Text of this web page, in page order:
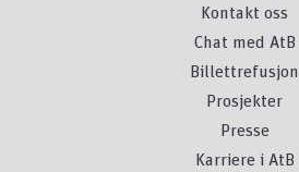
Kontakt oss
Chat med AtB
Billettrefusjon
Prosjekter
Presse
Karriere i AtB